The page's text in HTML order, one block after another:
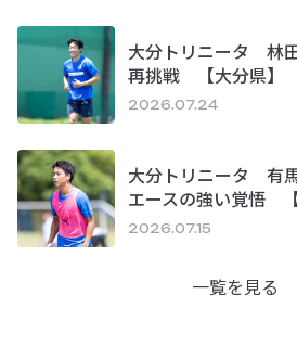
大分トリニータ 林
再挑戦 【大分県】
2026.07.24
大分トリニータ 有
エースの強い覚悟 【
2026.07.15
一覧を見る